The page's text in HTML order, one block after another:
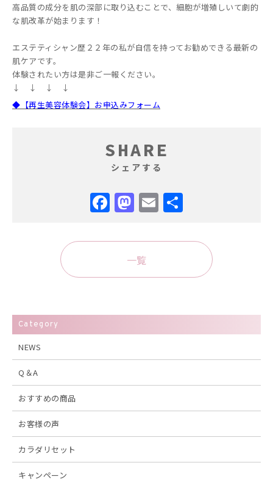
高品質の成分を肌の深部に取り込むことで、細胞が増殖しいて劇的
な肌改革が始まります！
エステティシャン歴２２年の私が自信を持ってお勧めできる最新の
肌ケアです。
体験されたい方は是非ご一報ください。
↓ ↓ ↓ ↓
◆【再生美容体験会】お申込みフォーム
SHARE
シェアする
Facebook
Mastodon
Email
一覧
Category
NEWS
Q＆A
おすすめの商品
お客様の声
カラダリセット
キャンペーン